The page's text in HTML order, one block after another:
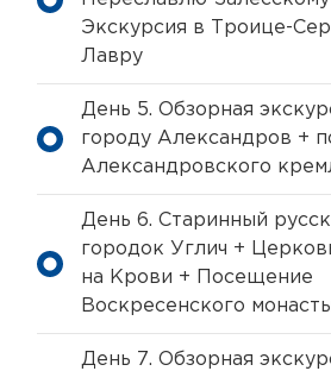
Экскурсия в Троице-
Лавру
День 5. Обзорная
городу Александров +
Александровского
День 6. Старинный
городок Углич +
на Крови + Посещение
Воскресенского
День 7. Обзорная